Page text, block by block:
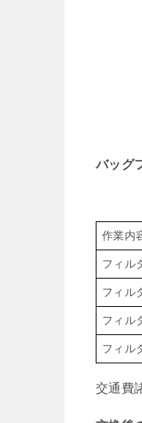
バッグ
作業内
フィル
フィル
フィル
フィル
交通費